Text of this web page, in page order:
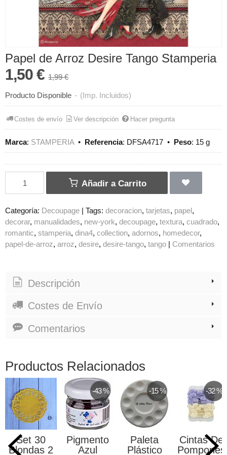
Papel de Arroz Desire Tango Stamperia
1,50 € 1,99 €
Producto Disponible - (Imp. Incluidos)
Costes de envío Ver descripción Hacer pregunta
Marca: STAMPERIA• Referencia: DFSA4717 • Peso: 15 g
Añadir a Carrito
Categoría: Decoupage Tags: decoracion tarjetas papel
decorar manualidades new-york decoupage textura cuadrado
romantic stamperia dina4 collection adornos
homedecor
papel-de-arroz arroz desire desire-tango tango Comentarios
Descripción
Costes de Envío
Comentarios
Productos Relacionados
Set 30
Blondas 2
-43 %
Pigmento
Azul
-15 %
Paleta
Plástico
-32 %
Cintas De
Pompones